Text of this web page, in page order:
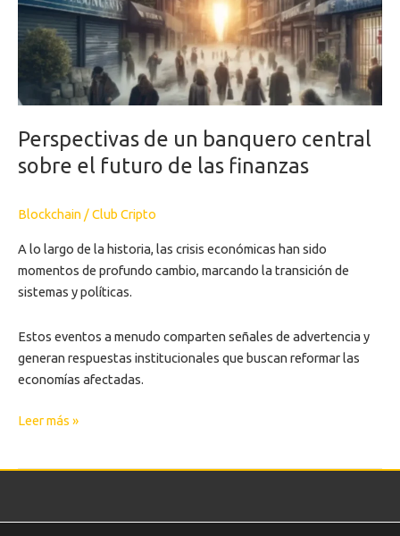
Perspectivas de un banquero central
sobre el futuro de las finanzas
Blockchain /Club Cripto
A lo largo de la historia, las crisis económicas han sido
momentos de profundo cambio, marcando la transición de
sistemas y políticas.
Estos eventos a menudo comparten señales de advertencia y
generan respuestas institucionales que buscan reformar las
economías afectadas.
sobre
el
futuro
las
Leer más »